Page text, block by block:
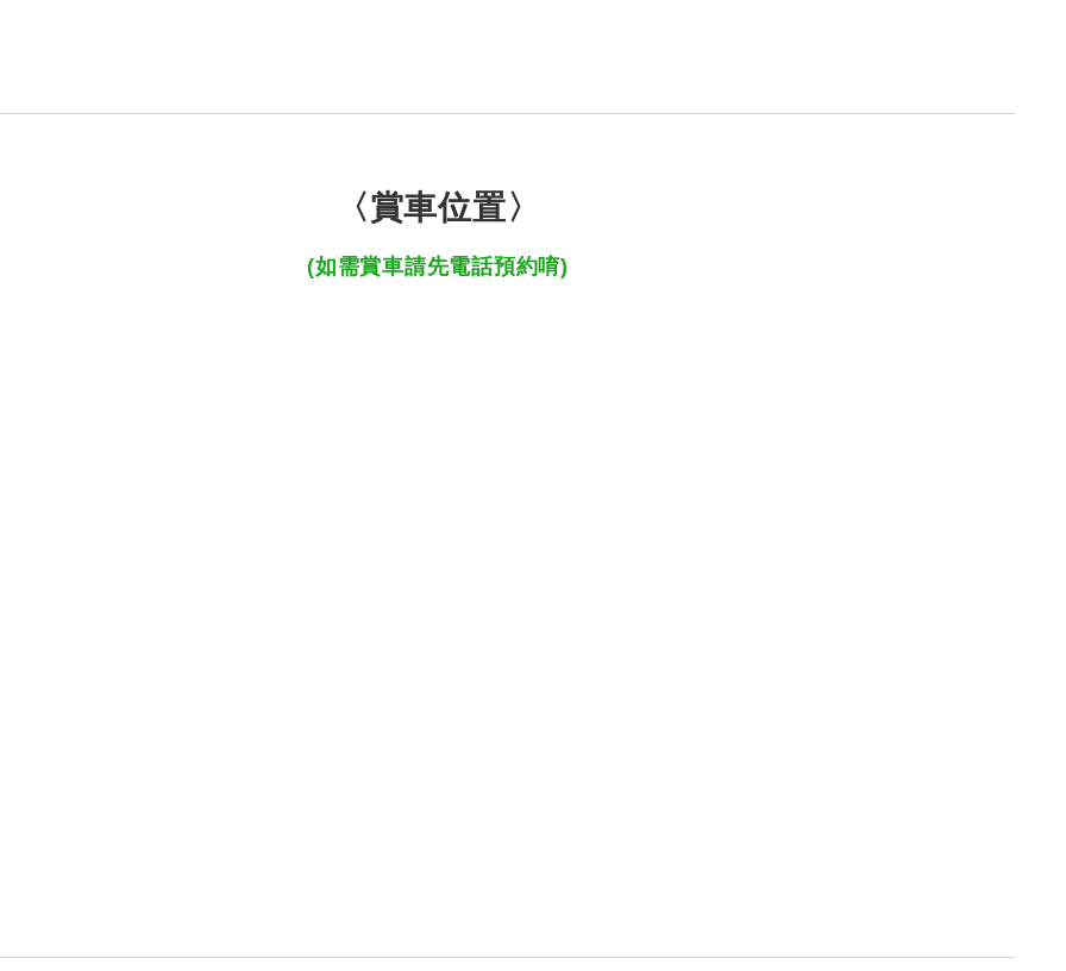
〈賞車位置〉
(如需賞車請先電話預約唷)